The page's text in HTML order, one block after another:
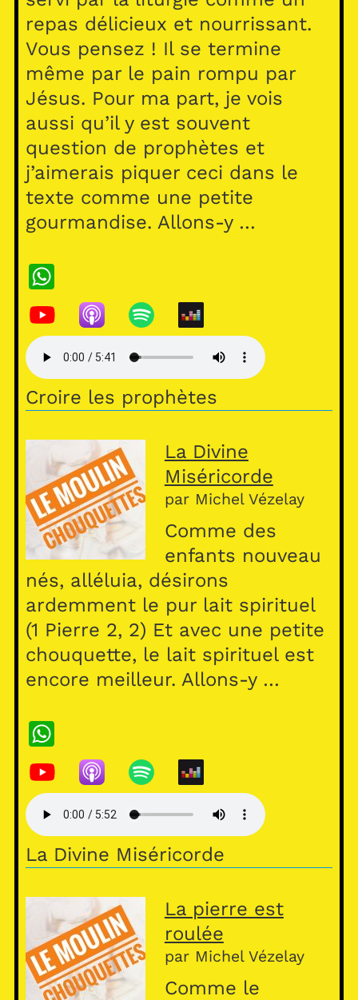
repas délicieux et nourrissant.
Vous pensez ! Il se termine
même par le pain rompu par
Jésus. Pour ma part, je vois
aussi qu’il y est souvent
question de prophètes et
j’aimerais piquer ceci dans le
texte comme une petite
gourmandise. Allons-y …
W
h
at
s
A
p
Croire les prophètes
La Divine
Miséricorde
par Michel Vézelay
Comme des
enfants nouveau
nés, alléluia, désirons
ardemment le pur lait spirituel
(1 Pierre 2, 2) Et avec une petite
chouquette, le lait spirituel est
encore meilleur. Allons-y …
W
h
at
s
A
p
La Divine Miséricorde
La pierre est
roulée
par Michel Vézelay
Comme le